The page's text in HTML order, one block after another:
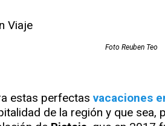
Foto Reuben Teo
estas perfectas vacaciones
de la región y que